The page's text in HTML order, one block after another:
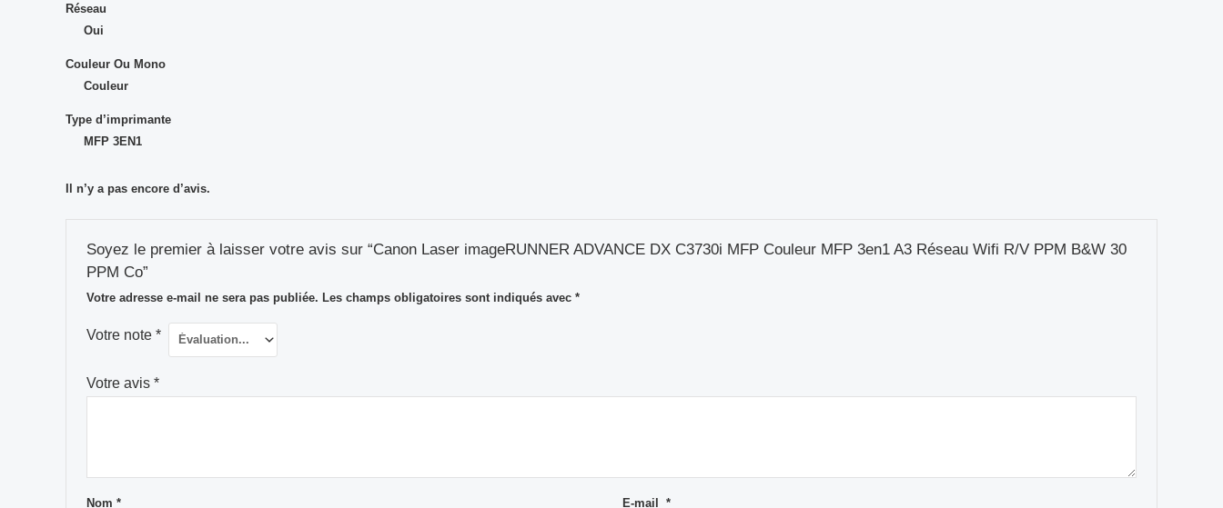
Réseau
Oui
Couleur Ou Mono
Couleur
Type d’imprimante
MFP 3EN1
Il n’y a pas encore d’avis.
Soyez le premier à laisser votre avis sur “Canon Laser imageRUNNER ADVANCE DX C3730i MFP Couleur MFP 3en1 A3 Réseau Wifi R/V PPM B&W 30
PPM Co”
Votre adresse e-mail ne sera pas publiée. Les champs obligatoires sont indiqués avec *
Votre note *
Votre avis *
Nom * E-mail *